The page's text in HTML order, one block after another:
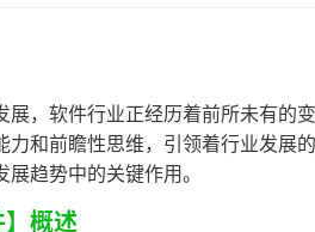
展，软件行业正经历着前所未有的
力和前瞻性思维，引领着行业发展
趋势中的关键作用。
】概述